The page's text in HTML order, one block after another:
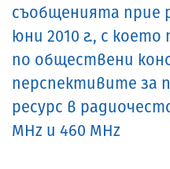
съобщенията прие
юни 2010 г., с
по обществени
перспективите за
ресурс в
MHz и 460 MHz